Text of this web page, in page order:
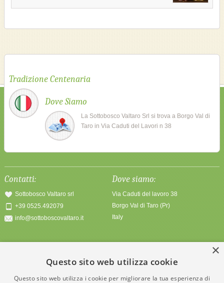
Tradizione Centenaria
Dove Siamo
La Sottobosco Valtaro Srl si trova a Borgo Val di
Taro in Via Caduti del Lavori n 38
Contatti:
Sottobosco Valtaro srl
+39 0525.492079
info@sottoboscovaltaro.it
Dove siamo:
Via Caduti del lavoro 38
Borgo Val di Taro (Pr)
Italy
Diventa nostro amico:
Seguici su facebook
News:
×
Questo sito web utilizza cookie
Questo sito web utilizza i cookie per migliorare la tua esperienza di